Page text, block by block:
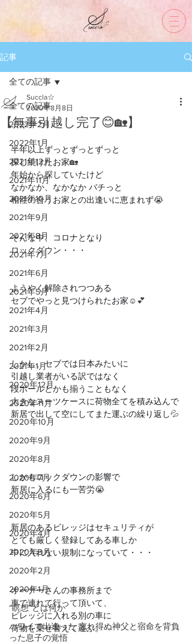
記事
全ての記事
2022年2月
2022年1月
2021年12月
2021年11月
2021年10月
2021年9月
2021年8月
2021年7月
2021年6月
2021年5月
2021年4月
2021年3月
2021年2月
2021年1月
2020年12月
2020年11月
2020年10月
2020年9月
2020年8月
2020年7月
2020年6月
2020年5月
2020年4月
2020年3月
2020年2月
2020年1月
“瞑想”とは何か
ハワイで出逢った 忘れ得ぬ神父と宿命を背負
った息子の覚悟
全ての記事
【無事引越し完了😊🏡】
Succla☆
2020年8月8日
半年以上ずっとずっとずっと
探し続けたお家🏡
年始から探していたけど
なかなか、なかなか バチっと
相性の合うお家との出逢いに恵まれず😭
そんな中、コロナとなり
ロックダウン・・・
ようやく解除されつつある
セブでやっと見つけられたお家 ☺️💕
しかし、セブでは日本みたいに
引越し業者がいる訳ではなく
段ボールとかも揃うこともなく
大きなスーツケースに荷物全てを積み込んで
新居で出して空にしてまた運ぶの繰り返し💦
しかもロックダウンの影響で
新居に入るにも一苦労😭
新居のあるビレッジはセキュリティが
とても厳しく登録してある車しか
中に入れない規制になっていて・・・
オーナーさんの事務所まで
車で連れて行って頂いて、
ビレッジに入れる別の車に
荷物を乗せ替えて運ぶ。